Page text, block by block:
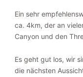
Ein sehr
ca. 4km, der an
Canyon und den
Es geht gut los, wir
die nächsten